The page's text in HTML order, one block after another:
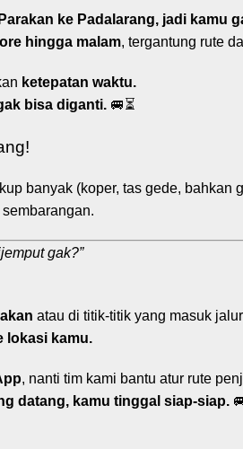
ke Padalarang, jadi kamu
hingga malam, tergantung rute
ketepatan waktu.
bisa diganti. 🚐⏳
banyak (koper, tas gede,
gak?”
atau di titik-titik yang masuk
lokasi kamu.
, nanti tim kami bantu atur rute
datang, kamu tinggal siap-siap.